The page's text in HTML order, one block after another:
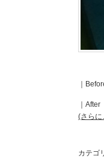
｜
｜After
(さら
カテゴ